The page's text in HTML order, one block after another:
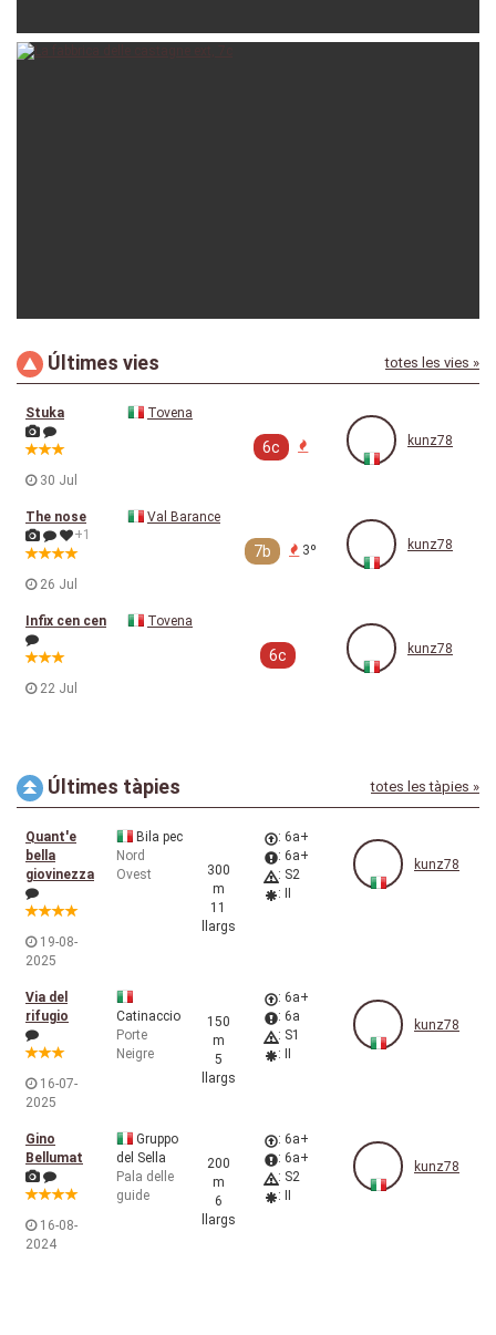
kunz78
Últimes vies totes les vies »
Stuka
30 Jul
Tovena
6c kunz78
The nose
+1
26 Jul
Val Barance
7b 3º kunz78
Infix cen cen
22 Jul
Tovena
6c kunz78
Últimes tàpies totes les tàpies »
Quant'e
bella
giovinezza
19-08-
2025
Bila pec
Nord
Ovest
300
m
11
llargs
: 6a+
: 6a+
: S2
: II
kunz78
Via del
rifugio
16-07-
2025
Catinaccio
Porte
Neigre
150
m
5
llargs
: 6a+
: 6a
: S1
: II
kunz78
Gino
Bellumat
16-08-
2024
Gruppo
del Sella
Pala delle
guide
200
m
6
llargs
: 6a+
: 6a+
: S2
: II
kunz78